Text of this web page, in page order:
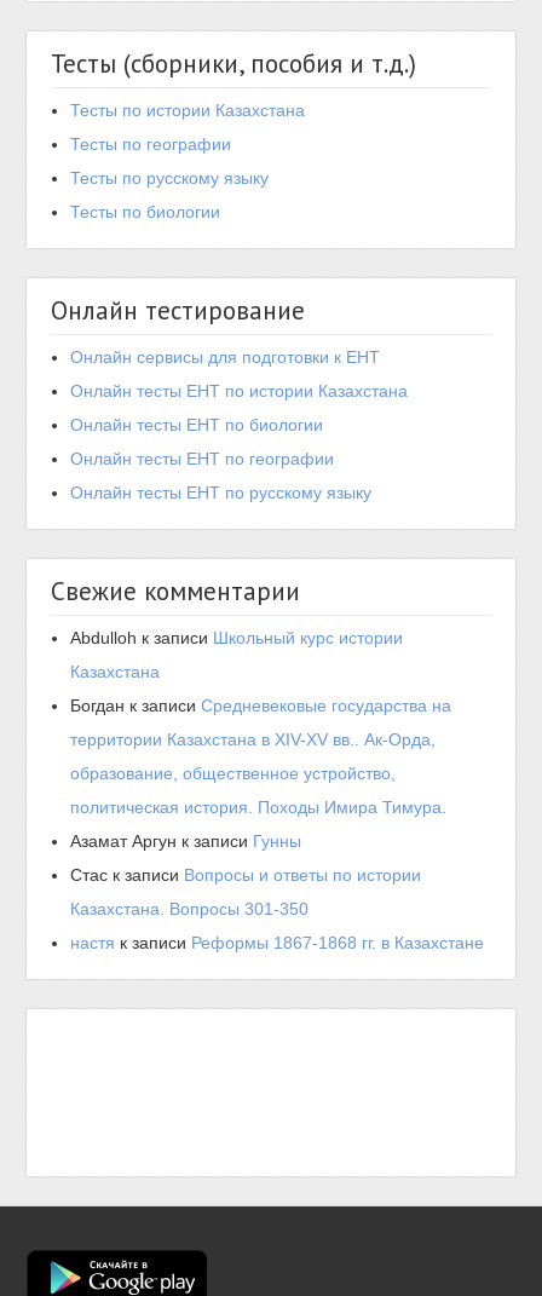
Тесты (сборники, пособия и т.д.)
Тесты по истории Казахстана
Тесты по географии
Тесты по русскому языку
Тесты по биологии
Онлайн тестирование
Онлайн сервисы для подготовки к ЕНТ
Онлайн тесты ЕНТ по истории Казахстана
Онлайн тесты ЕНТ по биологии
Онлайн тесты ЕНТ по географии
Онлайн тесты ЕНТ по русскому языку
Свежие комментарии
Abdulloh к записи Школьный курс истории
Казахстана
Богдан к записиСредневековые государства на
территории Казахстана в XIV-XV вв.. Ак-Орда,
образование, общественное устройство,
политическая история. Походы Имира Тимура.
Азамат Аргун к записи Гунны
Стас к записи Вопросы и ответы по истории
Казахстана. Вопросы 301-350
настя к записи Реформы 1867-1868 гг. в Казахстане